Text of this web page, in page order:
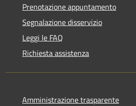
Prenotazione appuntamento
Segnalazione disservizio
Leggi le FAQ
Richiesta assistenza
Amministrazione trasparente